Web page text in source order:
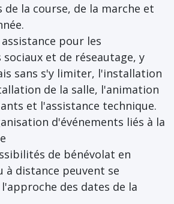
la course, de la marche et
pour les
sociaux et de réseautage, y
sans s'y limiter, l'installation
de la salle, l'animation
et l'assistance technique.
d'événements liés à la
de bénévolat en
à distance peuvent se
des dates de la